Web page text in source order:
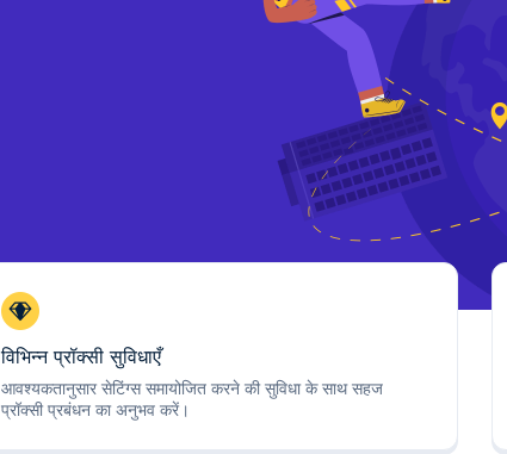
विभिन्न प्रॉक्सी सुविधाएँ
आवश्यकतानुसार सेटिंग्स समायोजित करने की सुविधा के साथ सहज
प्रॉक्सी प्रबंधन का अनुभव करें।